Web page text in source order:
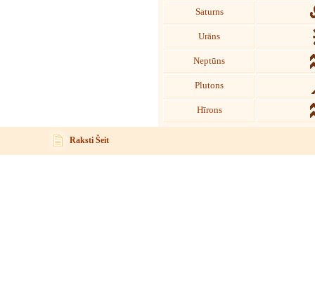
Saturns
Urāns
Neptūns
Plutons
Hīrons
Raksti Šeit